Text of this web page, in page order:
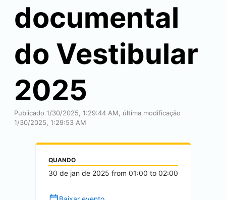
documental
do Vestibular
2025
Publicado 1/30/2025, 1:29:44 AM, última modificação
1/30/2025, 1:29:53 AM
QUANDO
30 de jan de 2025 from 01:00 to 02:00